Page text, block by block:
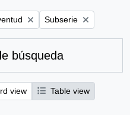
Remove filter:
Subserie
búsqueda
view
Table view